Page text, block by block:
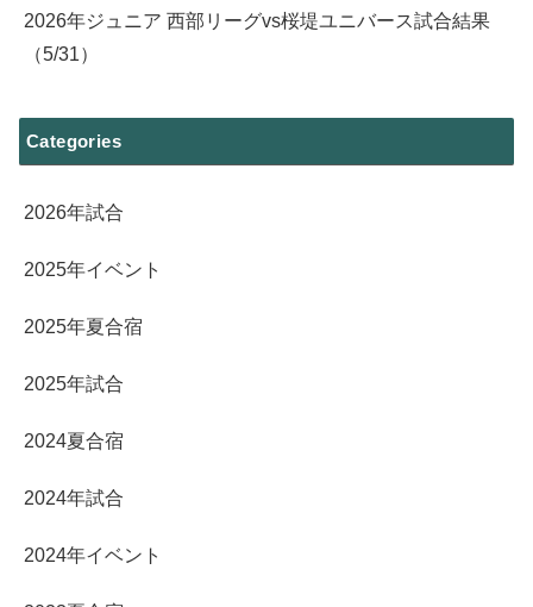
2026年ジュニア 西部リーグvs桜堤ユニバース試合結果
（5/31）
Categories
2026年試合
2025年イベント
2025年夏合宿
2025年試合
2024夏合宿
2024年試合
2024年イベント